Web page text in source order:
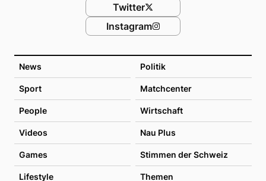
News Politik
Sport Matchcenter
People Wirtschaft
Videos Nau Plus
Games Stimmen der Schweiz
Lifestyle Themen
Twitter
Instagram